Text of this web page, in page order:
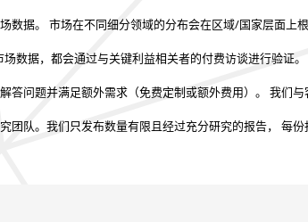
数据。 市场在不同细分领域的分布会在区域/国家层面上
数据，都会通过与关键利益相关者的付费访谈进行验证。
答问题并满足额外需求（免费定制或额外费用）。 我们与
团队。我们只发布数量有限且经过充分研究的报告， 每份